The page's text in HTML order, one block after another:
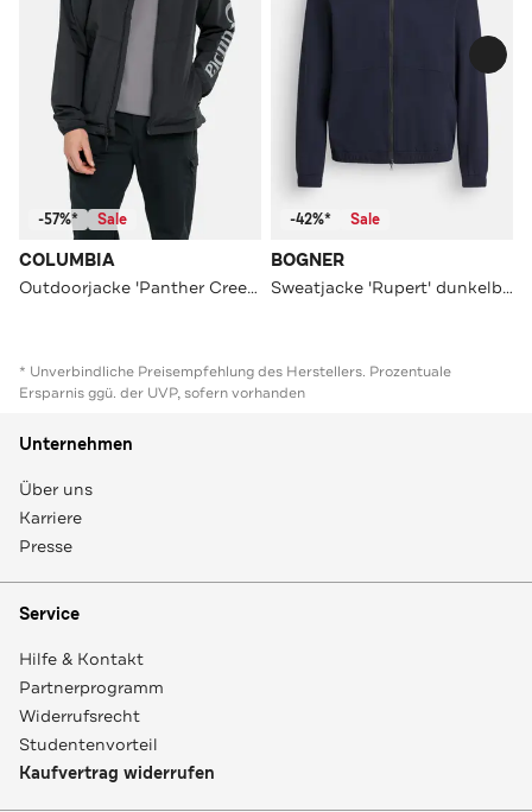
-57%* Sale
COLUMBIA
Outdoorjacke 'Panther Creek™' schwarz
-42%* Sale
BOGNER
Sweatjacke 'Rupert' dunkelblau
* Unverbindliche Preisempfehlung des Herstellers. Prozentuale
Ersparnis ggü. der UVP, sofern vorhanden
Unternehmen
Über uns
Karriere
Presse
Service
Hilfe & Kontakt
Partnerprogramm
Widerrufsrecht
Studentenvorteil
Kaufvertrag widerrufen